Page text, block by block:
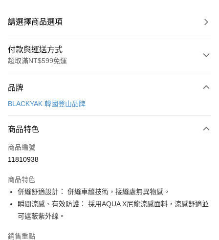
請選擇商品選項
付款與運送方式
超取滿NT$599免運
信用卡一次付款
LINE Pay
Apple Pay
悠遊付
Google Pay
全盈+PAY
大哥付你分期
品牌
BLACKYAK 韓國登山品牌
商品特色
商品編號
11810938
商品特色
併縫舒適設計： 併縫車縫技術，接縫處無異物感。
瞬間涼感、有效防護： 採用AQUA X尼龍涼感面料，涼感舒適並
可遮蔽紫外線。
銷售重點